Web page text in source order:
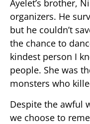
Ayelet’s brother,
organizers. He
but he couldn’t
the chance to
kindest person I
people. She was
monsters who
Despite the awful
we choose to